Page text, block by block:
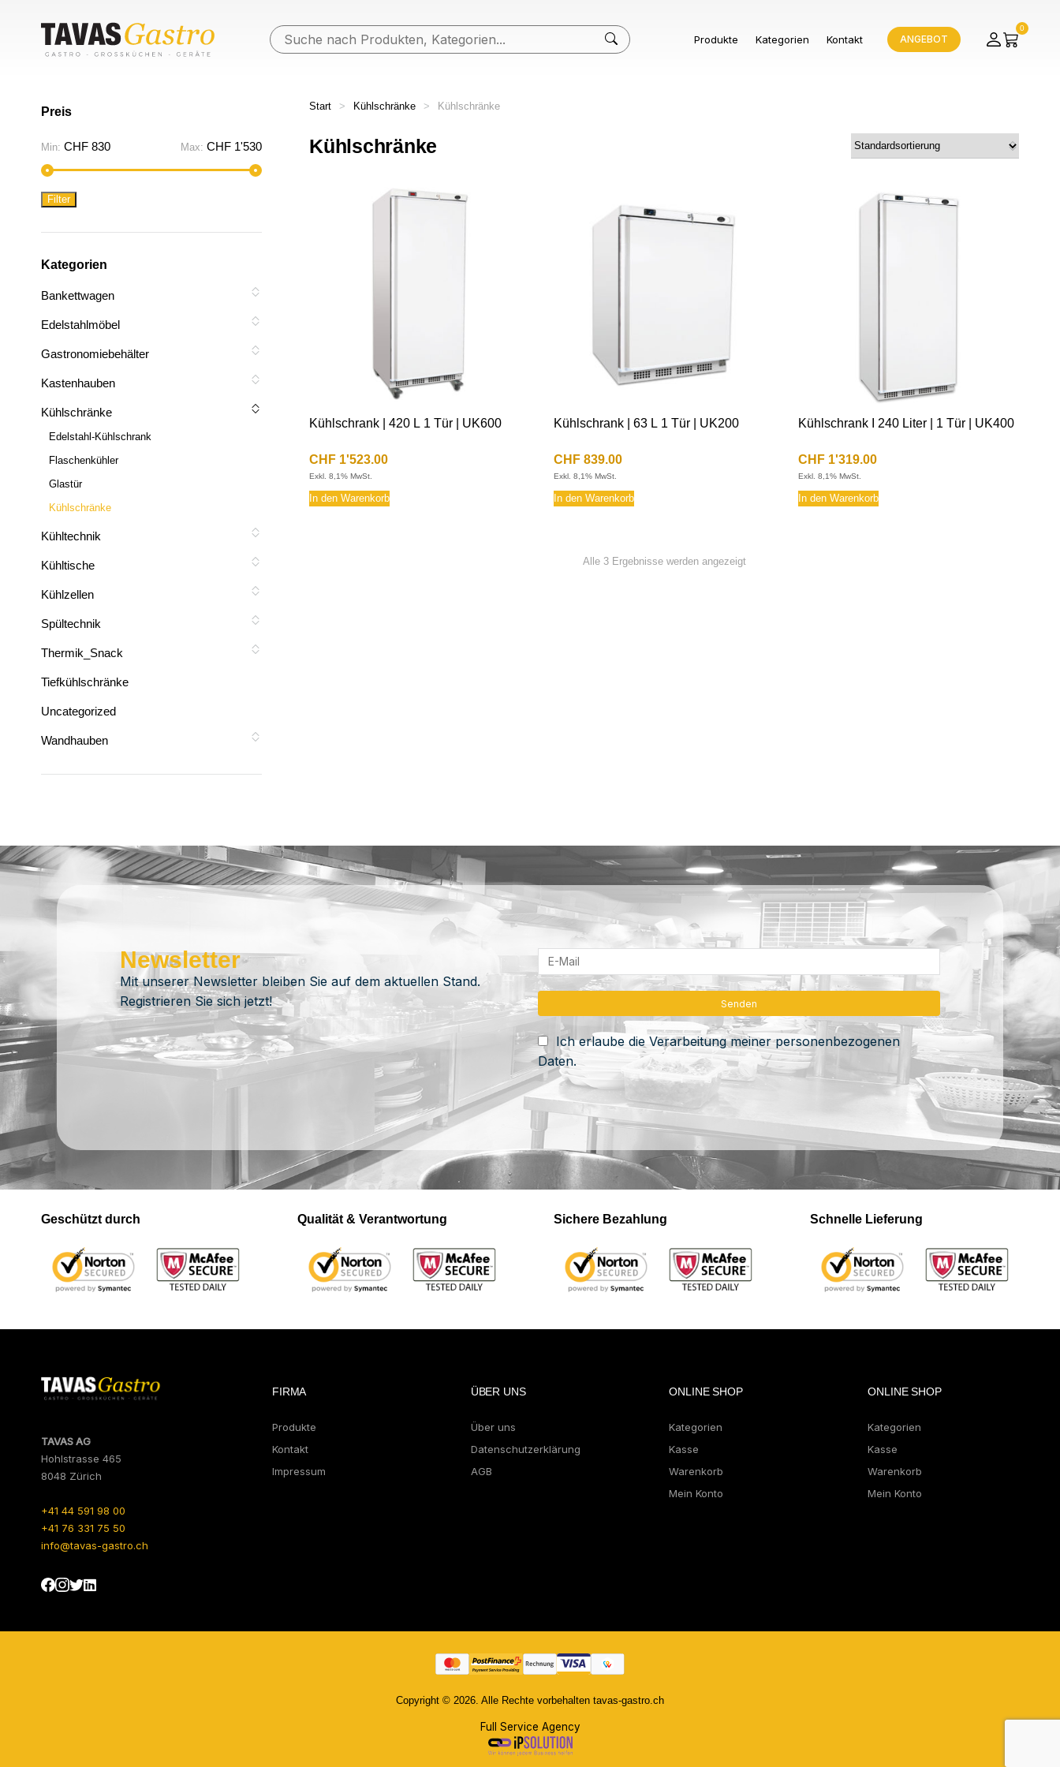
Produkte Kategorien Kontakt ANGEBOT
0
Preis
Min.
Preis
Max.
Preis
Min: CHF 830 Max: CHF 1'530
Filter
Kategorien
Bankettwagen
Edelstahlmöbel
Gastronomiebehälter
Kastenhauben
Kühlschränke
Edelstahl-Kühlschrank
Flaschenkühler
Glastür
Kühlschränke
Kühltechnik
Kühltische
Kühlzellen
Spültechnik
Thermik_Snack
Tiefkühlschränke
Uncategorized
Wandhauben
Start > Kühlschränke > Kühlschränke
Kühlschränke
Kühlschrank | 420 L 1 Tür | UK600
CHF 1'523.00
Exkl. 8,1% MwSt.
In den Warenkorb
Kühlschrank | 63 L 1 Tür | UK200
CHF 839.00
Exkl. 8,1% MwSt.
In den Warenkorb
Kühlschrank I 240 Liter | 1 Tür | UK400
CHF 1'319.00
Exkl. 8,1% MwSt.
In den Warenkorb
Alle 3 Ergebnisse werden angezeigt
Newsletter
Mit unserer Newsletter bleiben Sie auf dem aktuellen Stand.
Registrieren Sie sich jetzt!
Ich erlaube die Verarbeitung meiner personenbezogenen
Daten.
Geschützt durch Qualität & Verantwortung Sichere Bezahlung Schnelle Lieferung
TAVAS AG
Hohlstrasse 465
8048 Zürich
+41 44 591 98 00
+41 76 331 75 50
info@tavas-gastro.ch
FIRMA
Produkte
Kontakt
Impressum
ÜBER UNS
Über uns
Datenschutzerklärung
AGB
ONLINE SHOP
Kategorien
Kasse
Warenkorb
Mein Konto
ONLINE SHOP
Kategorien
Kasse
Warenkorb
Mein Konto
Copyright © 2026. Alle Rechte vorbehalten tavas-gastro.ch
Full Service Agency